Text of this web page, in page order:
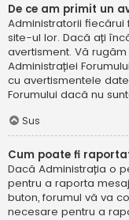
De ce am primit un
Administratorii
site-ul lor. Dacă ați
avertisment. Vă
Administrației
cu avertismentele
Forumului dacă nu
Sus
Cum poate fi
Dacă Administrația o
pentru a raporta
buton, forumul vă va
necesare pentru a